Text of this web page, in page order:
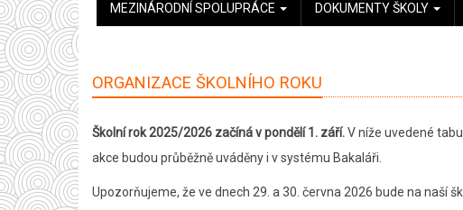
MEZINÁRODNÍ SPOLUPRÁCE DOKUMENTY ŠKOLY
ORGANIZACE ŠKOLNÍHO ROKU
Školní rok 2025/2026 začíná v pondělí 1. září.V níže uvedené
akce budou průběžně uváděny i v systému Bakaláři.
Upozorňujeme, že ve dnech 29. a 30. června 2026 bude na naší